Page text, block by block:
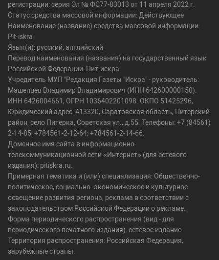
регистрации: серия Эл № ФС77-83013 от 11 апреля 2022 г.
Статус средства массовой информации: Действующее
Наименование (название) средства массовой информации:
Pit-iskra
Язык(и): русский, английский
Перевод наименования (названия) на государственный язык
Российской Федерации: Пит-искра
Учредитель МУП "Редакция Газеты "Искра" - руководитель:
Машенцев Владимир Владимирович (ИНН 642600000150).
ИНН 6426004661, ОГРН 1036402201098. ОКПО 51425296,
Юридический адрес: 413320, Саратовская область, Питерский
район, село Питерка, Советская ул., д.55. Телефоны: +7 (84561)
2-14-85; +784561-2-12-64; +784561-2-14-66.
Доменное имя сайта в информационно-
телекоммуникационной сети «Интернет» (для сетевого
издания): pitiskra.ru.
Примерная тематика и (или) специализация: Общественно-
политическое, социально- экономическое и культурное
освещение развития региона, реклама в соответствии с
законодательством Российской Федерации о рекламе.
Форма периодического распространения (вид - для
периодического печатного издания): сетевое издание.
Территория распространения: Российская Федерация,
зарубежные страны.